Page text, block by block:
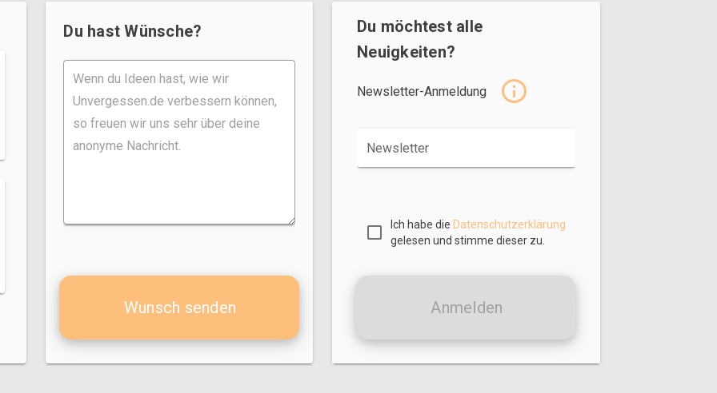
Du hast Wünsche?
Wunsch senden
Du möchtest alle
Neuigkeiten?
Newsletter-Anmeldung
Newsletter
Ich habe die Datenschutzerklärung
gelesen und stimme dieser zu.
Anmelden